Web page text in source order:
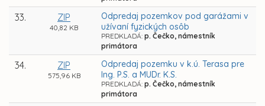
33. ZIP
40,82 KB
Odpredaj pozemkov pod garážami v
užívaní fyzických osôb
PREDKLADÁ: p. Čečko, námestník
primátora
34. ZIP
575,96 KB
Odpredaj pozemku v k.ú. Terasa pre
Ing. P.S. a MUDr. K.S.
PREDKLADÁ: p. Čečko, námestník
primátora